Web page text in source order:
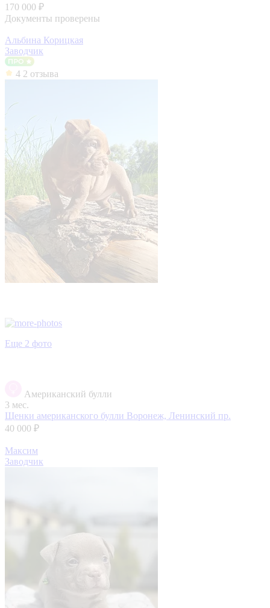
170 000 ₽
Документы проверены
Альбина Корицкая
Заводчик
4 2 отзыва
Еще 2 фото
Американский булли
3 мес.
Щенки американского булли Воронеж, Ленинский пр.
40 000 ₽
Максим
Заводчик